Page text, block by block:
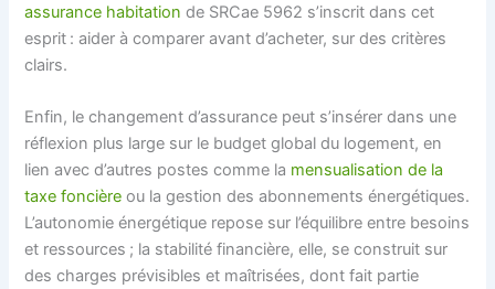
assurance habitation de SRCae 5962 s’inscrit dans cet
esprit : aider à comparer avant d’acheter, sur des critères
clairs.
Enfin, le changement d’assurance peut s’insérer dans une
réflexion plus large sur le budget global du logement, en
lien avec d’autres postes comme la mensualisation de la
taxe foncière ou la gestion des abonnements énergétiques.
L’autonomie énergétique repose sur l’équilibre entre besoins
et ressources ; la stabilité financière, elle, se construit sur
des charges prévisibles et maîtrisées, dont fait partie